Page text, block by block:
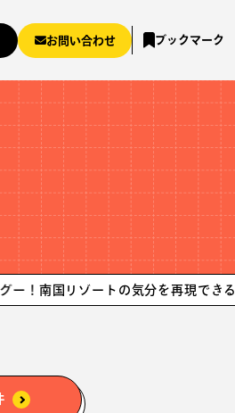
お問い合わせ ブックマーク
ゾートの気分を再現できるロケ地紹